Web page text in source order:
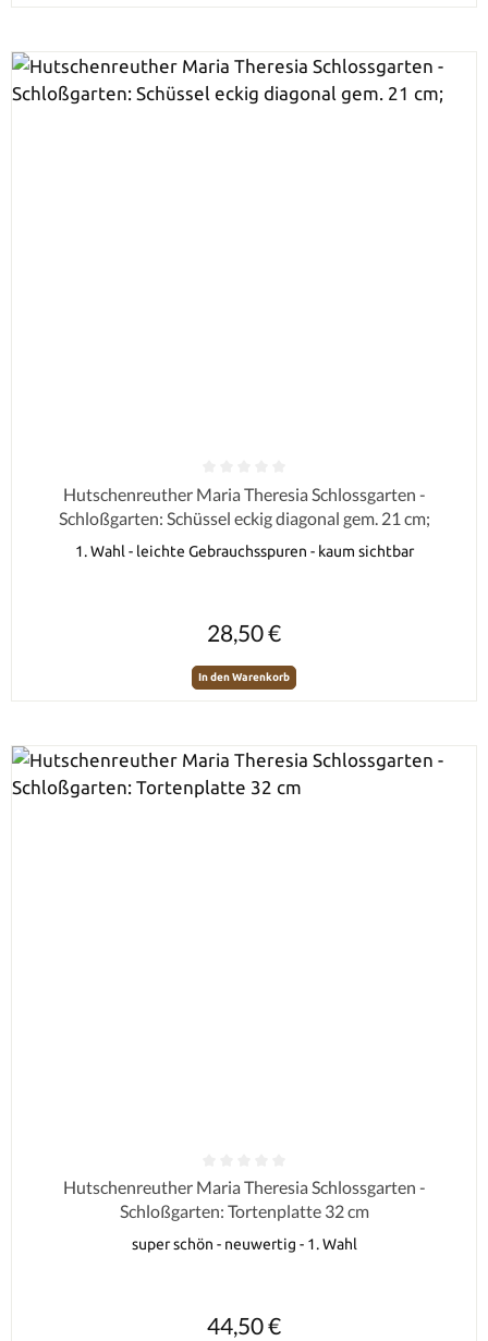
Durchschnittliche Bewertung von 0 von 5 Sternen
Hutschenreuther Maria Theresia Schlossgarten -
Schloßgarten: Schüssel eckig diagonal gem. 21 cm;
1. Wahl - leichte Gebrauchsspuren - kaum sichtbar
28,50 €
In den Warenkorb
Durchschnittliche Bewertung von 0 von 5 Sternen
Hutschenreuther Maria Theresia Schlossgarten -
Schloßgarten: Tortenplatte 32 cm
super schön - neuwertig - 1. Wahl
44,50 €